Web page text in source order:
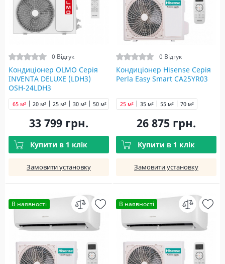
0 Відгук
Кондиціонер OLMO Серія
INVENTA DELUXE (LDH3)
OSH-24LDH3
20 м² 25 м² 30 м² 50 м²
65 м²
33 799 грн.
Купити в 1 клік
Замовити установку
0 Відгук
Кондиціонер Hisense Серія
Perla Easy Smart CA25YR03
25 м² 35 м² 55 м² 70 м²
26 875 грн.
Купити в 1 клік
Замовити установку
В наявності В наявності